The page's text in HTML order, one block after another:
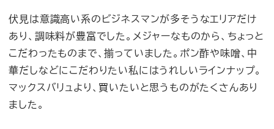
伏見は意識高い系のビジネスマンが多そうなエリアだけ
あり、調味料が豊富でした。メジャーなものから、ちょっと
こだわったものまで、揃っていました。ポン酢や味噌、中
華だしなどにこだわりたい私にはうれしいラインナップ。
マックスバリュより、買いたいと思うものがたくさんあり
ました。